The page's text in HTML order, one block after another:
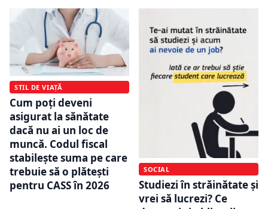
STIL DE VIAȚĂ
Cum poți deveni
asigurat la sănătate
dacă nu ai un loc de
muncă. Codul fiscal
stabilește suma pe care
trebuie să o plătești
pentru CASS în 2026
SOCIAL
Studiezi în străinătate și
vrei să lucrezi? Ce